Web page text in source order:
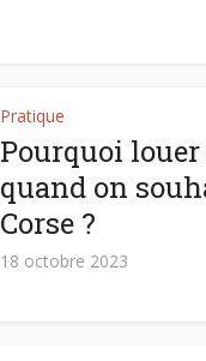
Pratique
Pourquoi
quand on
Corse ?
18 octobre 2023